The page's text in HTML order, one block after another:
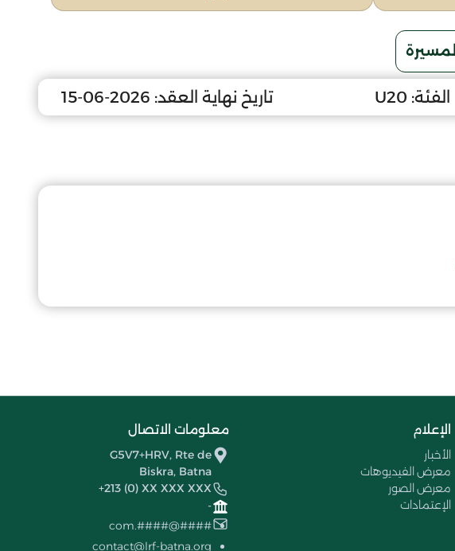
المسيرة
الفئة: U20 تاريخ نهاية العقد: 2026-06-15
الإعلام
الأخبار
معرض الفيديوهات
معرض الصور
الإعتمادات
معلومات الاتصال
G5V7+HRV, Rte de
Biskra, Batna
+213 (0) XX XXX XXX
-
####@####.com
contact@lrf-batna.org